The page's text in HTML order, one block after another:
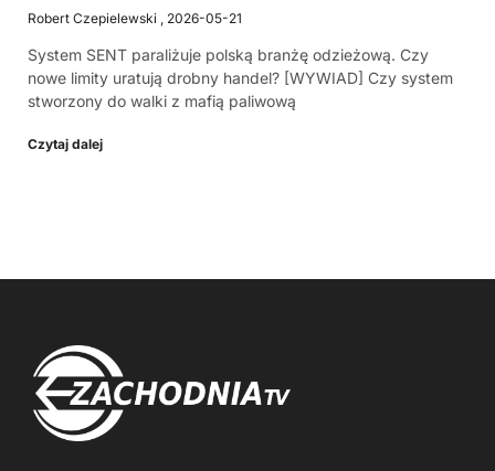
Robert Czepielewski 2026-05-21
System SENT paraliżuje polską branżę odzieżową. Czy
nowe limity uratują drobny handel? [WYWIAD] Czy system
stworzony do walki z mafią paliwową
Czytaj dalej